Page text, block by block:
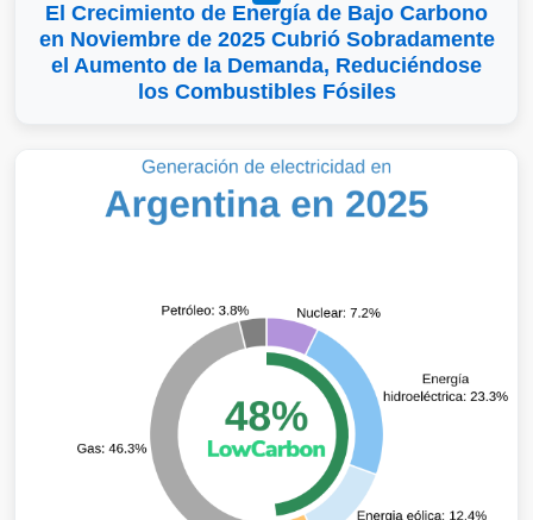
El Crecimiento de Energía de Bajo Carbono
en Noviembre de 2025 Cubrió Sobradamente
el Aumento de la Demanda, Reduciéndose
los Combustibles Fósiles